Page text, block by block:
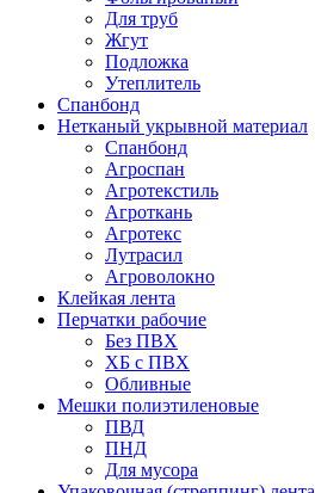
Для труб
Жгут
Подложка
Утеплитель
Спанбонд
Нетканый укрывной материал
Спанбонд
Агроспан
Агротекстиль
Агроткань
Агротекс
Лутрасил
Агроволокно
Клейкая лента
Перчатки рабочие
Без ПВХ
ХБ с ПВХ
Обливные
Мешки полиэтиленовые
ПВД
ПНД
Для мусора